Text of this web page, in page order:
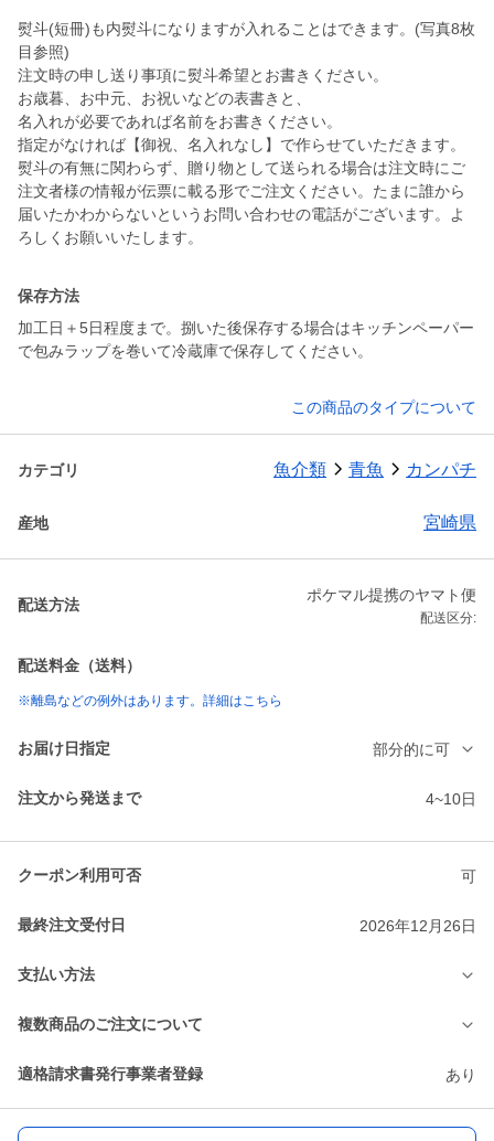
熨斗(短冊)も内熨斗になりますが入れることはできます。(写真8枚
目参照)
注文時の申し送り事項に熨斗希望とお書きください。
お歳暮、お中元、お祝いなどの表書きと、
名入れが必要であれば名前をお書きください。
指定がなければ【御祝、名入れなし】で作らせていただきます。
熨斗の有無に関わらず、贈り物として送られる場合は注文時にご
注文者様の情報が伝票に載る形でご注文ください。たまに誰から
届いたかわからないというお問い合わせの電話がございます。よ
保存方法
加工日＋5日程度まで。捌いた後保存する場合はキッチンペーパー
で包みラップを巻いて冷蔵庫で保存してください。
この商品のタイプについて
カテゴリ 魚介類 青魚 カンパチ
産地 宮崎県
配送方法
ポケマル提携のヤマト便
配送区分:
配送料金（送料）
※離島などの例外はあります。詳細はこちら
お届け日指定 部分的に可
注文から発送まで 4~10日
クーポン利用可否 可
最終注文受付日 2026年12月26日
支払い方法
複数商品のご注文について
適格請求書発行事業者登録 あり